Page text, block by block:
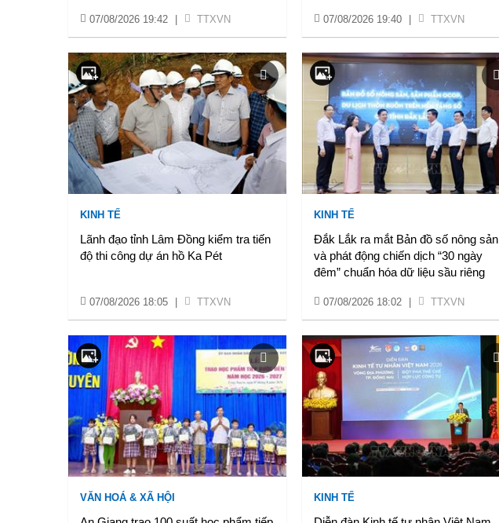
07/08/2026 19:42 TTXVN 07/08/2026 19:40 TTXVN
KINH TẾ
Lãnh đạo tỉnh Lâm Đồng kiểm tra tiến
độ thi công dự án hồ Ka Pét
07/08/2026 18:05 TTXVN
KINH TẾ
Đắk Lắk ra mắt Bản đồ số nông sản
và phát động chiến dịch “30 ngày
đêm” chuẩn hóa dữ liệu sầu riêng
07/08/2026 18:02 TTXVN
VĂN HOÁ & XÃ HỘI KINH TẾ